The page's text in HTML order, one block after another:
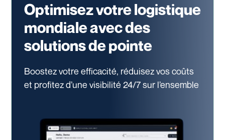
Optimisez votre logistique
mondiale avec des
solutions de pointe
Boostez votre efficacité, réduisez vos coûts
et profitez d’une visibilité 24/7sur l’ensemble